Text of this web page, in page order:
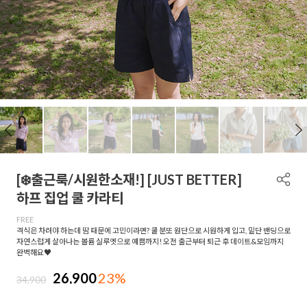
[❄️출근룩/시원한소재!] [JUST BETTER]
하프 집업 쿨 카라티
FREE
격식은 차려야 하는데 땀 때문에 고민이라면? 쿨 분또 원단으로 시원하게 입고, 밑단 밴딩으로
자연스럽게 살아나는 볼륨 실루엣으로 예쁨까지! 오전 출근부터 퇴근 후 데이트&모임까지
완벽해요♥
34,900 26,90023%